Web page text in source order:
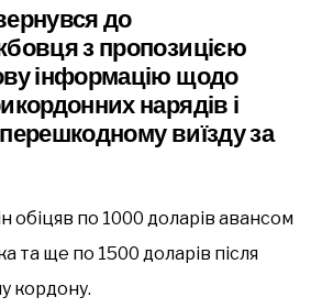
до
з пропозицією
інформацію щодо
нарядів і
виїзду за
обіцяв по 1000 доларів авансом
та ще по 1500 доларів після
кордону.